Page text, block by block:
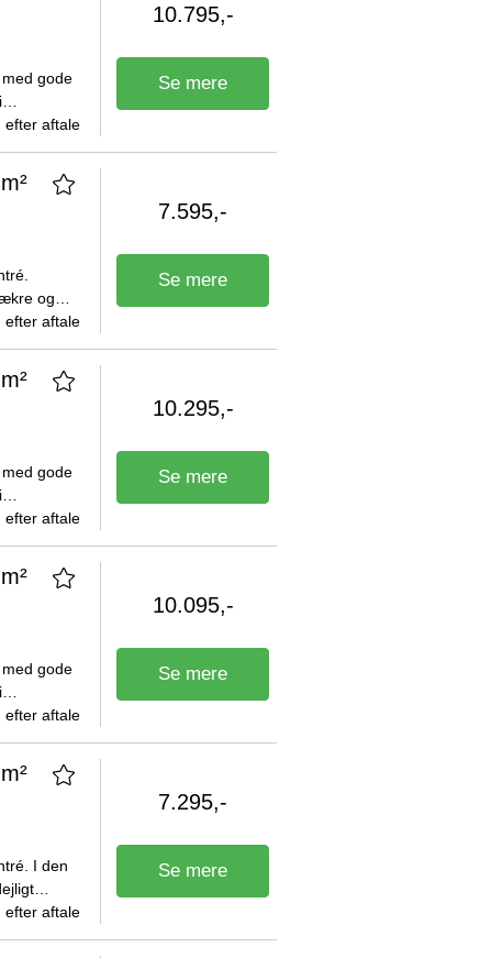
gode
efter aftale
10.795,-
Se mere
og
I den
efter aftale
7.595,-
Se mere
gode
efter aftale
10.295,-
Se mere
gode
efter aftale
10.095,-
Se mere
I den
plads til
efter aftale
7.295,-
Se mere